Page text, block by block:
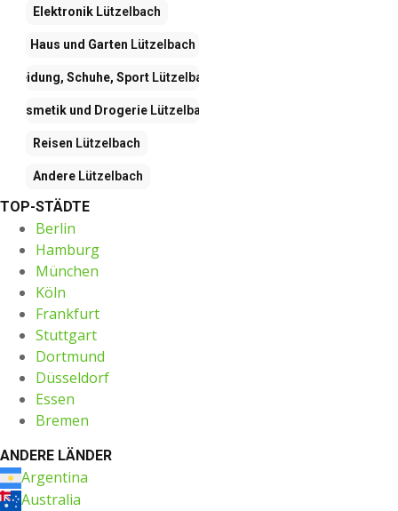
Elektronik Lützelbach
Haus und Garten Lützelbach
Kleidung, Schuhe, Sport Lützelbach
Kosmetik und Drogerie Lützelbach
Reisen Lützelbach
Andere Lützelbach
TOP-STÄDTE
Berlin
Hamburg
München
Köln
Frankfurt
Stuttgart
Dortmund
Düsseldorf
Essen
Bremen
ANDERE LÄNDER
Argentina
Australia